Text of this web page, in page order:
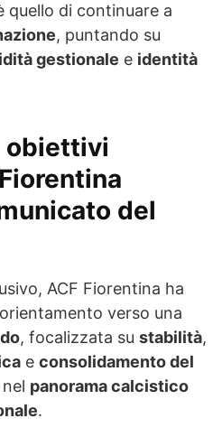
quello di continuare a
, puntando su
gestionale e identità
obiettivi
del
ACF Fiorentina ha
verso una
, focalizzata su stabilità,
e consolidamento del
nel panorama calcistico
.